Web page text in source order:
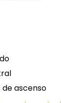
ascenso